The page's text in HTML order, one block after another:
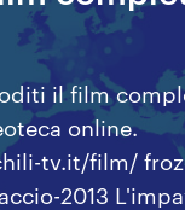
il film
online.
tv.it/film/
2013